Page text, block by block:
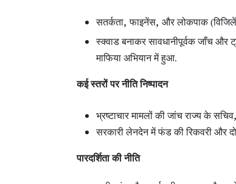
सतर्कता,फाइनेंस, और लोकपाक
स्क्वाड बनाकर सावधानीपूर्वक जाँच और
माफिया अभियान में हुआ.
कई स्तरों पर नीति निष्पादन
भ्रष्टाचार मामलों की जांच राज्य के सचिव
सरकारी लेनदेन में फंड की रिकवरी और
पारदर्शिता की नीति